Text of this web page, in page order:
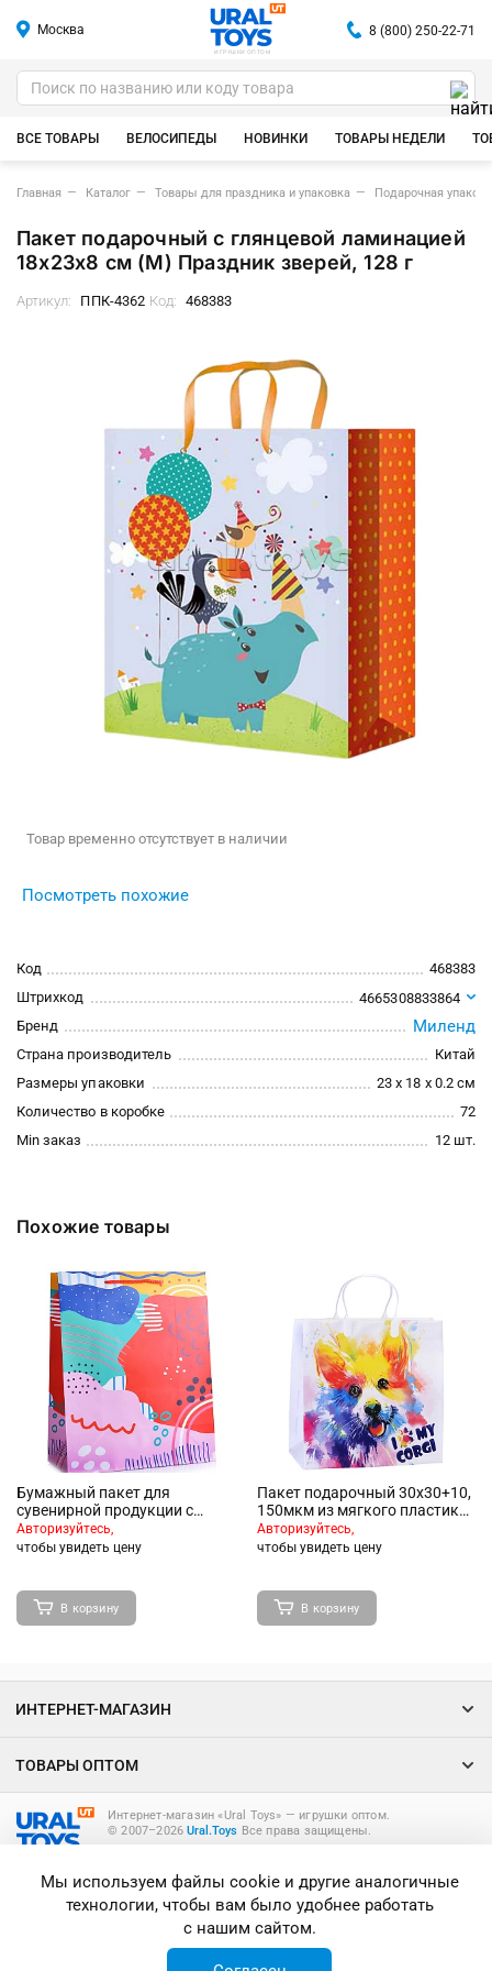
Москва
ИГРУШКИ ОПТОМ
8 (800) 250-22-71
ВСЕ ТОВАРЫ ВЕЛОСИПЕДЫ НОВИНКИ ТОВАРЫ НЕДЕЛИ
Главная Каталог Товары для праздника и упаковка Подарочная
Пакет подарочный с глянцевой ламинацией
18x23x8 см (М) Праздник зверей, 128 г
Артикул: ППК-4362 Код: 468383
Товар временно отсутствует в наличии
Посмотреть похожие
Код
468383
Штрихкод
4665308833864
Бренд
Миленд
Страна производитель
Китай
Размеры упаковки
23 x 18 x 0.2 см
Количество в коробке
72
Min заказ
12 шт.
Похожие товары
Бумажный пакет для
сувенирной продукции с
ламинацией, с шириной
основания 26 cм, плотность
Авторизуйтесь,
чтобы увидеть цену
В корзину
Пакет подарочный 30х30+10,
150мкм из мягкого пластика
"Корги" ламинированный
Авторизуйтесь,
чтобы увидеть цену
В корзину
Интернет-магазин «Ural Toys» ― игрушки оптом.
© 2007–2026Ural.Toys Все права защищены.
ИНТЕРНЕТ-МАГАЗИН
ТОВАРЫ ОПТОМ
Мы используем файлы cookie и другие аналогичные
технологии, чтобы вам было удобнее работать
с нашим сайтом.